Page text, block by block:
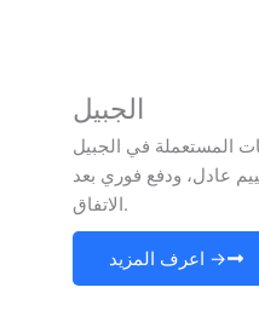
الجبيل
المستعملة في الجبيل
عادل، ودفع فوري بعد
الاتفاق.
اعرف المزيد →